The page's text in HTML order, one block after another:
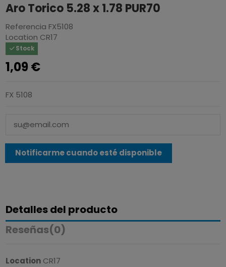
Aro Torico 5.28 x 1.78 PUR70
Referencia FX5108
Location CR17
Stock
1,09 €
FX 5108
Detalles del producto
Reseñas(0)
Location CR17